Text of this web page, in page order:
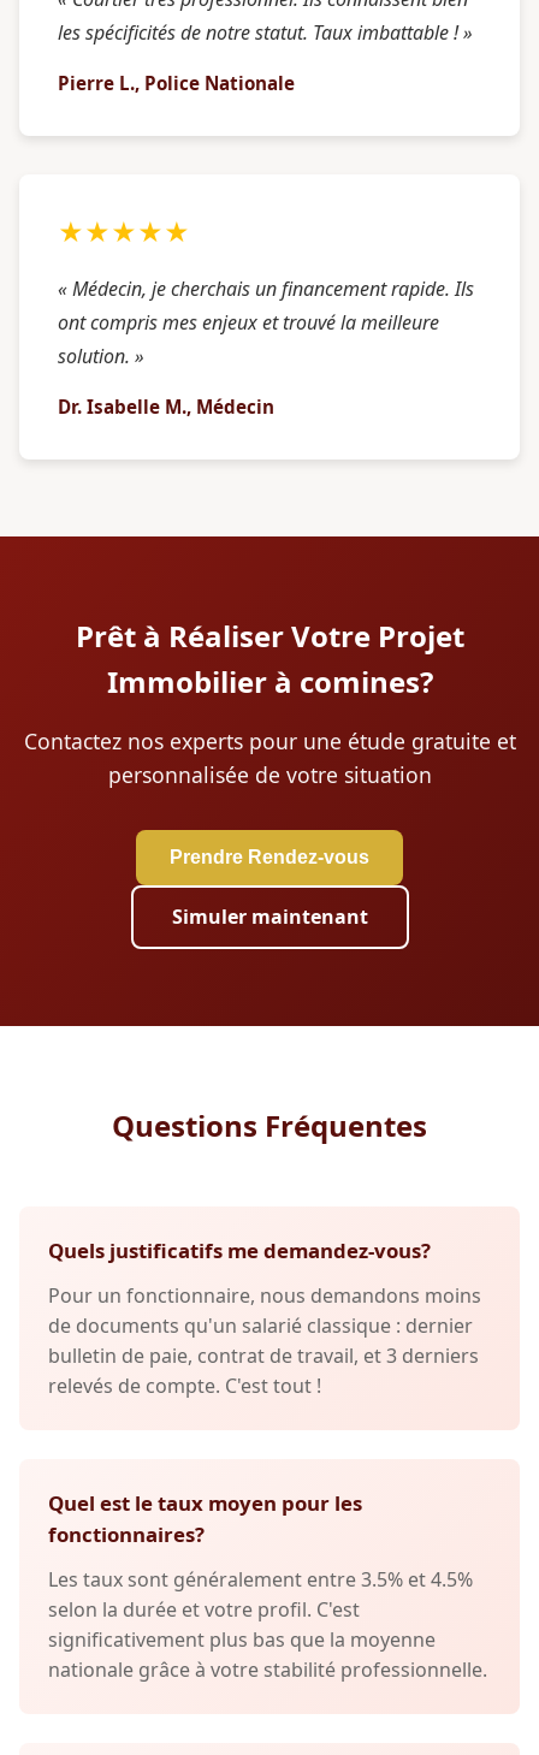
les spécificités de notre statut. Taux imbattable ! »
Pierre L., Police Nationale
★★★★★
« Médecin, je cherchais un financement rapide. Ils
ont compris mes enjeux et trouvé la meilleure
solution. »
Dr. Isabelle M., Médecin
Prêt à Réaliser Votre Projet
Immobilier à comines?
Contactez nos experts pour une étude gratuite et
personnalisée de votre situation
Prendre Rendez-vous
Simuler maintenant
Questions Fréquentes
Quels justificatifs me demandez-vous?
Pour un fonctionnaire, nous demandons moins
de documents qu'un salarié classique : dernier
bulletin de paie, contrat de travail, et 3 derniers
relevés de compte. C'est tout !
Quel est le taux moyen pour les
fonctionnaires?
Les taux sont généralement entre 3.5% et 4.5%
selon la durée et votre profil. C'est
significativement plus bas que la moyenne
nationale grâce à votre stabilité professionnelle.